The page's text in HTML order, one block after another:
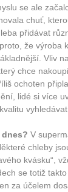
se ale
chuť,
přidávat
že výroba
Vliv
chce
ochoten
lidé si více
vyhledávat.
V
chleby
kvásku“,
se totiž takto
za účelem